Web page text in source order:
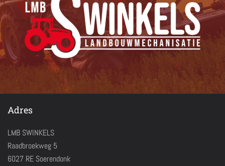
Adres
LMB SWINKELS
Raadbroekweg 5
6027 RE Soerendonk